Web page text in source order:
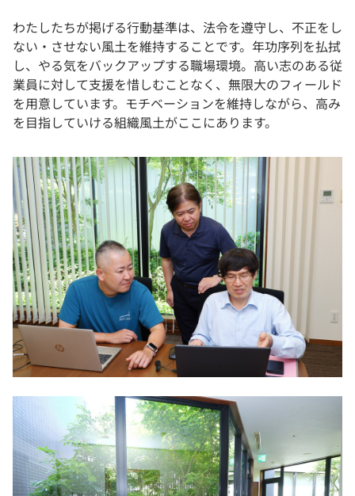
わたしたちが掲げる行動基準は、法令を遵守し、不正をし
ない・させない風土を維持することです。年功序列を払拭
し、やる気をバックアップする職場環境。高い志のある従
業員に対して支援を惜しむことなく、無限大のフィールド
を用意しています。モチベーションを維持しながら、高み
を目指していける組織風土がここにあります。